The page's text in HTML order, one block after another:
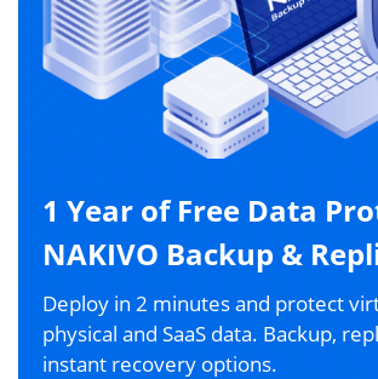
1 Year of Free Data
NAKIVO Backup &
Deploy in 2 minutes and protect
physical and SaaS data. Backup,
instant recovery options.